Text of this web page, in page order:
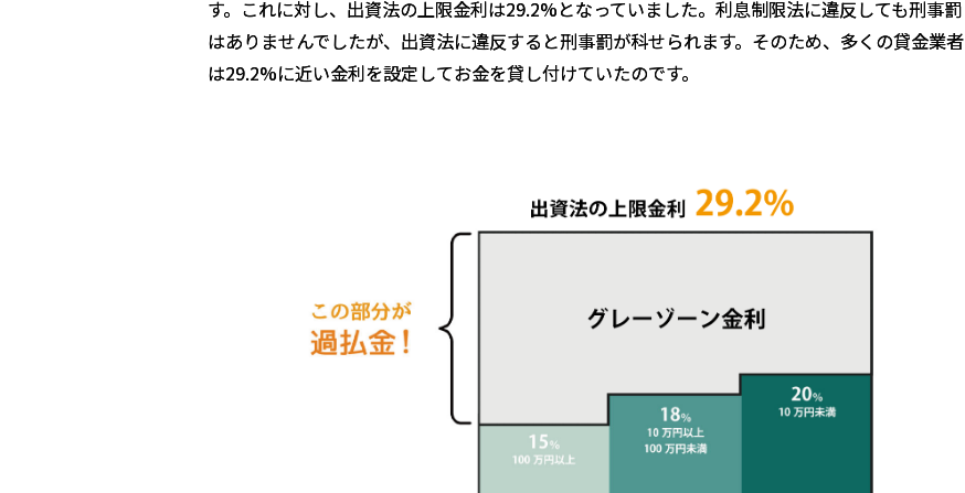
す。これに対し、出資法の上限金利は29.2%となっていました。利息制限法に違反しても刑事罰
はありませんでしたが、出資法に違反すると刑事罰が科せられます。そのため、多くの貸金業者
は29.2%に近い金利を設定してお金を貸し付けていたのです。